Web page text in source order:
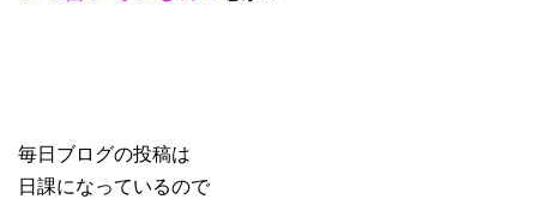
毎日ブログの投稿は
日課になっているので